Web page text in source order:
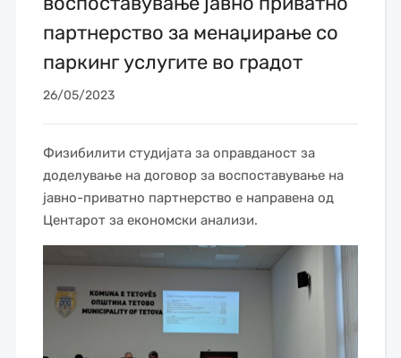
партнерство за менаџирање со
паркинг услугите во градот
26/05/2023
Физибилити студијата за оправданост за
доделување на договор за воспоставување на
јавно-приватно партнерство e направена од
Центарот за економски анализи.